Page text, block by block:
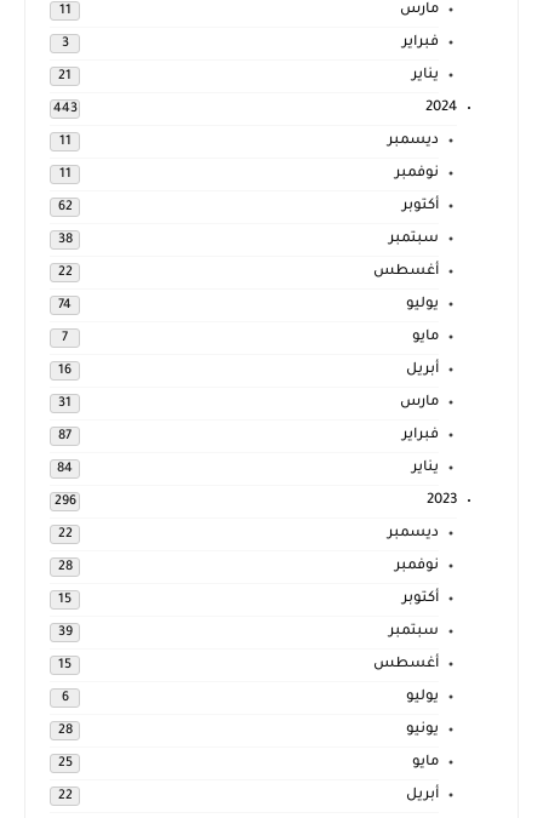
مارس 11
فبراير 3
يناير 21
2024
443
ديسمبر 11
نوفمبر 11
أكتوبر 62
سبتمبر 38
أغسطس 22
يوليو 74
مايو 7
أبريل 16
مارس 31
فبراير 87
يناير 84
2023
296
ديسمبر 22
نوفمبر 28
أكتوبر 15
سبتمبر 39
أغسطس 15
يوليو 6
يونيو 28
مايو 25
أبريل 22